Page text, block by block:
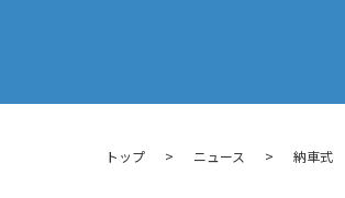
トップ ニュース 納車式